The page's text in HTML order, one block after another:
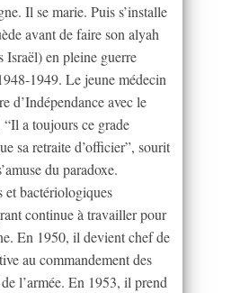
Il se marie. Puis s’installe
avant de faire son alyah
Israël) en pleine guerre
1949. Le jeune médecin
d’Indépendance avec le
a toujours ce grade
sa retraite d’officier”, sourit
du paradoxe.
et bactériologiques
continue à travailler pour
En 1950, il devient chef de
au commandement des
l’armée. En 1953, il prend